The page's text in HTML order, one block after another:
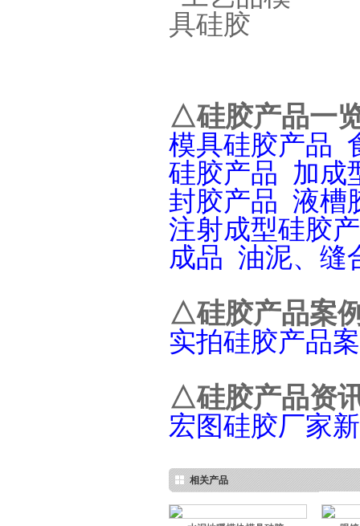
△硅胶产品一
模具硅胶产品
硅胶产品 加成
封胶产品 液槽
注射成型硅胶
成品 油泥、缝
△硅胶产品案
实拍硅胶产品
△硅胶产品资
宏图硅胶厂家
相关产品